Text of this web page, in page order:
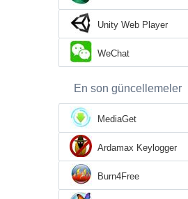
Unity Web Player
WeChat
En son güncellemeler
MediaGet
Ardamax Keylogger
Burn4Free